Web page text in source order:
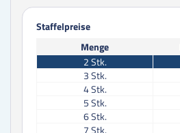
Staffelpreise
Menge
2Stk.
3Stk.
4Stk.
5Stk.
6Stk.